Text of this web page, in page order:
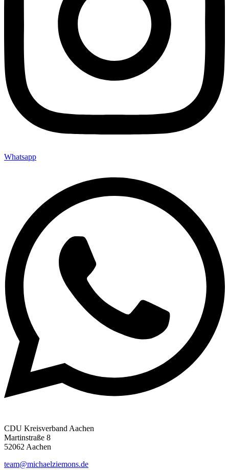
Whatsapp
CDU Kreisverband Aachen
Martinstraße 8
52062 Aachen
team@michaelziemons.de